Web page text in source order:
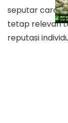
seputar cara
tetap relevan
reputasi